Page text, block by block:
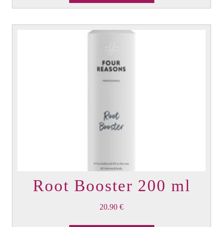
Root Booster 200 ml
20.90 €